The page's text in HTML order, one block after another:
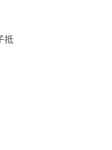
抵